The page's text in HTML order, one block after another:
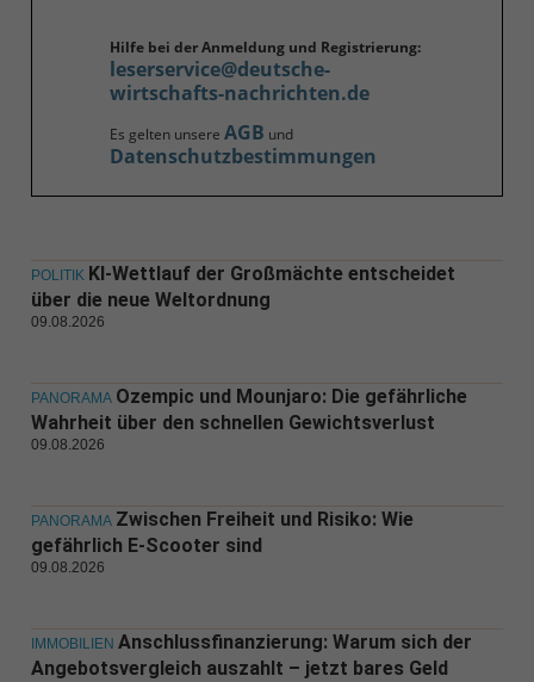
Hilfe bei der Anmeldung und Registrierung:
leserservice@deutsche-
wirtschafts-nachrichten.de
Es gelten unsere AGB und
Datenschutzbestimmungen
POLITIK KI-Wettlauf der Großmächte entscheidet
über die neue Weltordnung
09.08.2026
PANORAMA Ozempic und Mounjaro: Die gefährliche
Wahrheit über den schnellen Gewichtsverlust
09.08.2026
PANORAMA Zwischen Freiheit und Risiko: Wie
gefährlich E-Scooter sind
09.08.2026
IMMOBILIEN Anschlussfinanzierung: Warum sich der
Angebotsvergleich auszahlt – jetzt bares Geld